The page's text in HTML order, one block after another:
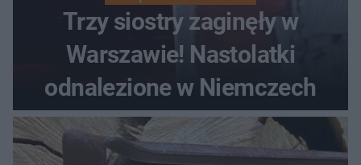
Trzy siostry zaginęły w
Warszawie! Nastolatki
odnalezione w Niemczech